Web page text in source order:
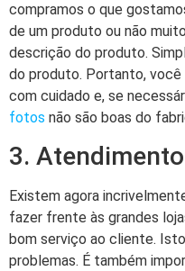
compramos o que
de um produto ou não
descrição do produto.
do produto. Portanto,
com cuidado e, se
fotos não são boas do
3.
Existem agora
fazer frente às grandes
bom serviço ao cliente.
problemas. É também